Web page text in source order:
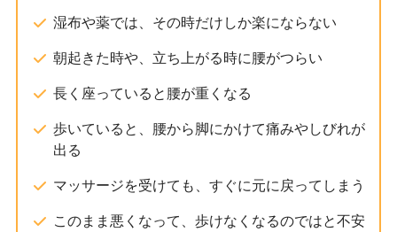
湿布や薬では、その時だけしか楽にならない
朝起きた時や、立ち上がる時に腰がつらい
長く座っていると腰が重くなる
歩いていると、腰から脚にかけて痛みやしびれが
出る
マッサージを受けても、すぐに元に戻ってしまう
このまま悪くなって、歩けなくなるのではと不安